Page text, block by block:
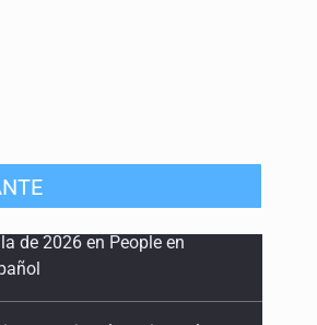
nacional sostiene al